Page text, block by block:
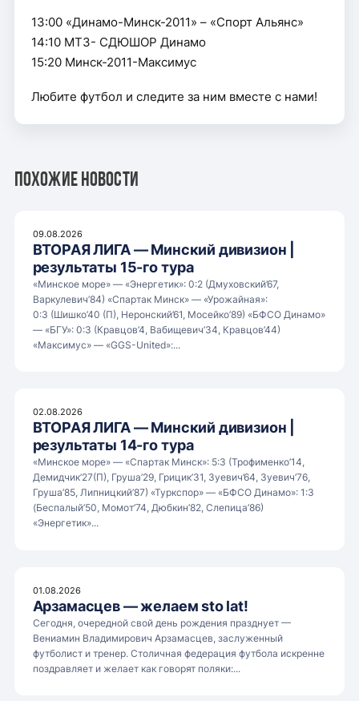
13:00 «Динамо-Минск-2011» – «Спорт Альянс»
14:10 МТЗ- СДЮШОР Динамо
15:20 Минск-2011-Максимус
Любите футбол и следите за ним вместе с нами!
Похожие новости
09.08.2026
ВТОРАЯ ЛИГА — Минский дивизион |
результаты 15-го тура
«Минское море» — «Энергетик»: 0:2 (Дмуховский’67,
Варкулевич’84) «Спартак Минск» — «Урожайная»:
0:3 (Шишко’40 (П), Неронский’61, Мосейко’89) «БФСО Динамо»
— «БГУ»: 0:3 (Кравцов’4, Вабищевич’34, Кравцов’44)
«Максимус» — «GGS-United»:...
02.08.2026
ВТОРАЯ ЛИГА — Минский дивизион |
результаты 14-го тура
«Минское море» — «Спартак Минск»: 5:3 (Трофименко’14,
Демидчик’27(П), Груша’29, Грицик’31, Зуевич’64, Зуевич’76,
Груша’85, Липницкий’87) «Туркспор» — «БФСО Динамо»: 1:3
(Беспалый’50, Момот’74, Дюбкин’82, Слепица’86)
«Энергетик»...
01.08.2026
Арзамасцев — желаем sto lat!
Сегодня, очередной свой день рождения празднует —
Вениамин Владимирович Арзамасцев, заслуженный
футболист и тренер. Столичная федерация футбола искренне
поздравляет и желает как говорят поляки:...